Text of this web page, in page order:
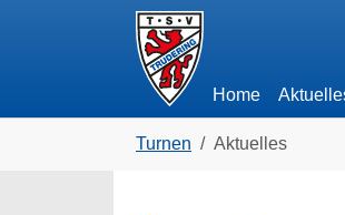
Skip to main navigation
Zum Hauptinhalt springen
Skip to page footer
Home
Turnen Aktuelles